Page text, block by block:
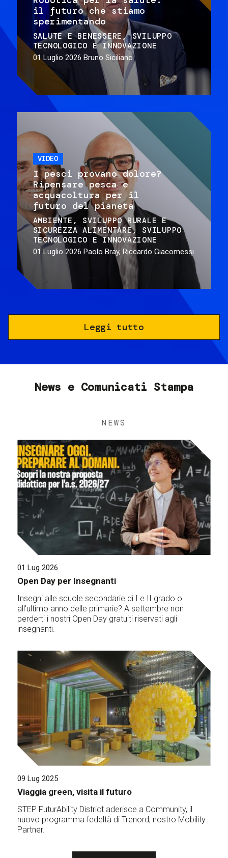
il futuro che stiamo
sperimentando
SALUTE E BENESSERE
SVILUPPO
TECNOLOGICO E INNOVAZIONE
01 Luglio 2026 Bruno Siciliano
VIDEO
I pesci provano dolore?
Ripensare pesca e
acquacoltura per il
futuro del pianeta
AMBIENTE
SVILUPPO RURALE E
SICUREZZA ALIMENTARE
SVILUPPO
TECNOLOGICO E INNOVAZIONE
01 Luglio 2026 Paolo Bray, Riccardo Giacomessi
Leggi tutto
News e Comunicati Stampa
NEWS
01 Lug 2026
Open Day per Insegnanti
Insegni alle scuole secondarie di I e II grado o
all'ultimo anno delle primarie? A settembre non
perderti i nostri Open Day gratuiti riservati agli
insegnanti.
09 Lug 2025
Viaggia green, visita il futuro
STEP FuturAbility District aderisce a Community, il
nuovo programma fedeltà di Trenord, nostro Mobility
Partner.